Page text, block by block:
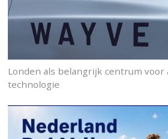
Londen als belangrijk centrum voor
technologie